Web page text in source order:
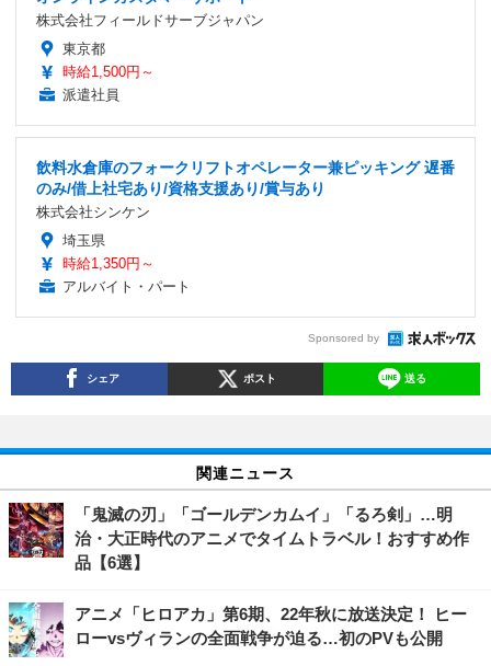
株式会社フィールドサーブジャパン
東京都
時給1,500円～
派遣社員
飲料水倉庫のフォークリフトオペレーター兼ピッキング 遅番
のみ/借上社宅あり/資格支援あり/賞与あり
株式会社シンケン
埼玉県
時給1,350円～
アルバイト・パート
Sponsored by
シェア ポスト 送る
関連ニュース
「鬼滅の刃」「ゴールデンカムイ」「るろ剣」…明
治・大正時代のアニメでタイムトラベル！おすすめ作
品【6選】
アニメ「ヒロアカ」第6期、22年秋に放送決定！ ヒー
ローvsヴィランの全面戦争が迫る…初のPVも公開